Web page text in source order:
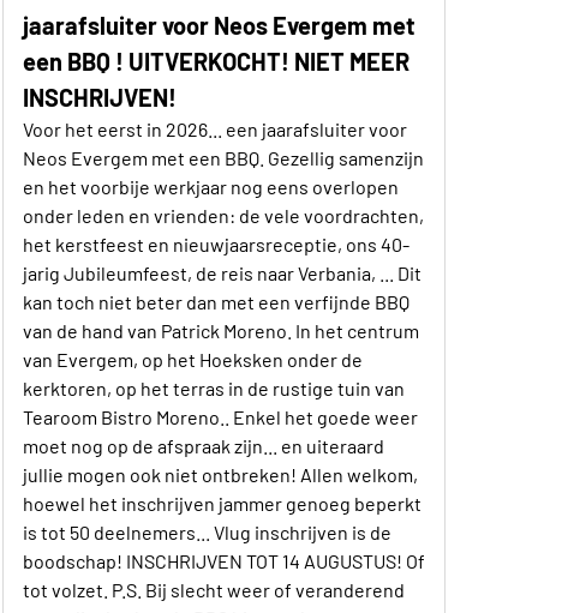
jaarafsluiter voor Neos Evergem met
een BBQ ! UITVERKOCHT! NIET MEER
INSCHRIJVEN!
Voor het eerst in 2026... een jaarafsluiter voor
Neos Evergem met een BBQ. Gezellig samenzijn
en het voorbije werkjaar nog eens overlopen
onder leden en vrienden: de vele voordrachten,
het kerstfeest en nieuwjaarsreceptie, ons 40-
jarig Jubileumfeest, de reis naar Verbania, ... Dit
kan toch niet beter dan met een verfijnde BBQ
van de hand van Patrick Moreno. In het centrum
van Evergem, op het Hoeksken onder de
kerktoren, op het terras in de rustige tuin van
Tearoom Bistro Moreno.. Enkel het goede weer
moet nog op de afspraak zijn... en uiteraard
jullie mogen ook niet ontbreken! Allen welkom,
hoewel het inschrijven jammer genoeg beperkt
is tot 50 deelnemers... Vlug inschrijven is de
boodschap! INSCHRIJVEN TOT 14 AUGUSTUS! Of
tot volzet. P.S. Bij slecht weer of veranderend